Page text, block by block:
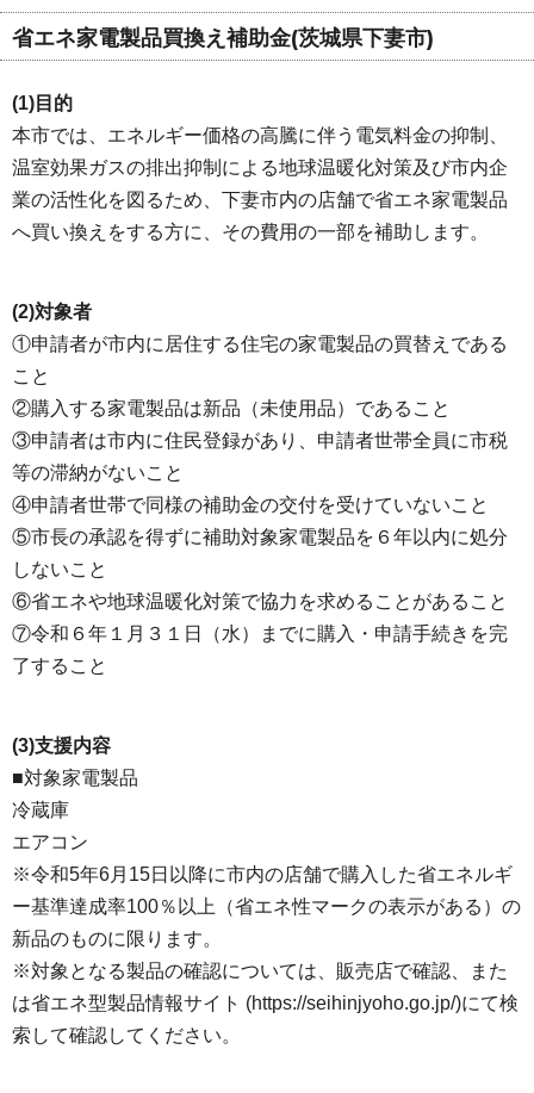
省エネ家電製品買換え補助金(茨城県下妻市)
(1)目的
本市では、エネルギー価格の高騰に伴う電気料金の抑制、
温室効果ガスの排出抑制による地球温暖化対策及び市内企
業の活性化を図るため、下妻市内の店舗で省エネ家電製品
へ買い換えをする方に、その費用の一部を補助します。
(2)対象者
①申請者が市内に居住する住宅の家電製品の買替えである
こと
②購入する家電製品は新品（未使用品）であること
③申請者は市内に住民登録があり、申請者世帯全員に市税
等の滞納がないこと
④申請者世帯で同様の補助金の交付を受けていないこと
⑤市長の承認を得ずに補助対象家電製品を６年以内に処分
しないこと
⑥省エネや地球温暖化対策で協力を求めることがあること
⑦令和６年１月３１日（水）までに購入・申請手続きを完
了すること
(3)支援内容
■対象家電製品
冷蔵庫
エアコン
※令和5年6月15日以降に市内の店舗で購入した省エネルギ
ー基準達成率100％以上（省エネ性マークの表示がある）の
新品のものに限ります。
※対象となる製品の確認については、販売店で確認、また
は省エネ型製品情報サイト (https://seihinjyoho.go.jp/)にて検
索して確認してください。